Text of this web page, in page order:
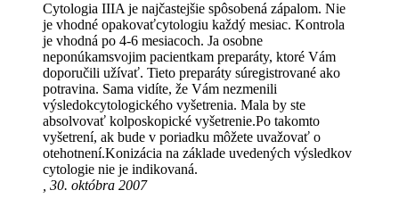
Cytologia IIIA je najčastejšie spôsobená zápalom. Nie
je vhodné opakovaťcytologiu každý mesiac. Kontrola
je vhodná po 4-6 mesiacoch. Ja osobne
neponúkamsvojim pacientkam preparáty, ktoré Vám
doporučili užívať. Tieto preparáty súregistrované ako
potravina. Sama vidíte, že Vám nezmenili
výsledokcytologického vyšetrenia. Mala by ste
absolvovať kolposkopické vyšetrenie.Po takomto
vyšetrení, ak bude v poriadku môžete uvažovať o
otehotnení.Konizácia na základe uvedených výsledkov
cytologie nie je indikovaná.
, 30. októbra 2007